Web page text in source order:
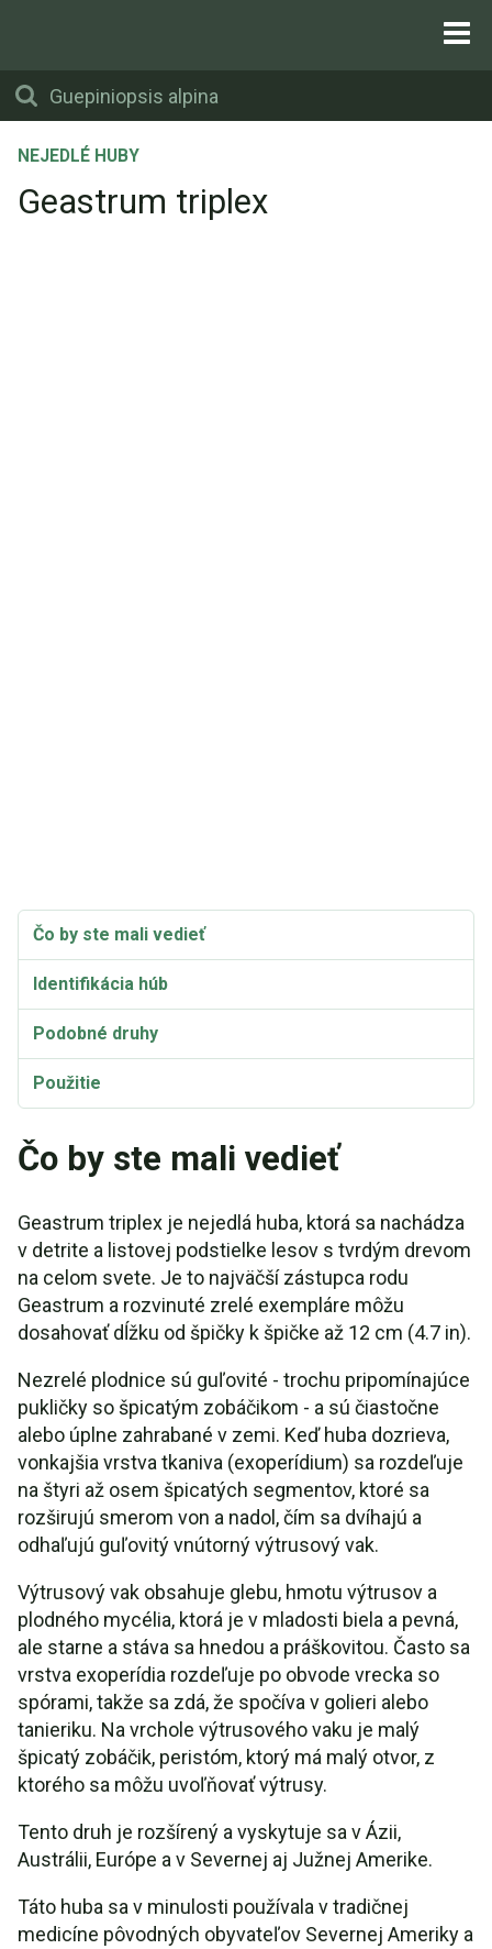
NEJEDLÉ HUBY
Geastrum triplex
Čo by ste mali vedieť
Identifikácia húb
Podobné druhy
Použitie
Čo by ste mali vedieť
Geastrum triplex je nejedlá huba, ktorá sa nachádza
v detrite a listovej podstielke lesov s tvrdým drevom
na celom svete. Je to najväčší zástupca rodu
Geastrum a rozvinuté zrelé exempláre môžu
dosahovať dĺžku od špičky k špičke až 12 cm (4.7 in).
Nezrelé plodnice sú guľovité - trochu pripomínajúce
pukličky so špicatým zobáčikom - a sú čiastočne
alebo úplne zahrabané v zemi. Keď huba dozrieva,
vonkajšia vrstva tkaniva (exoperídium) sa rozdeľuje
na štyri až osem špicatých segmentov, ktoré sa
rozširujú smerom von a nadol, čím sa dvíhajú a
odhaľujú guľovitý vnútorný výtrusový vak.
Výtrusový vak obsahuje glebu, hmotu výtrusov a
plodného mycélia, ktorá je v mladosti biela a pevná,
ale starne a stáva sa hnedou a práškovitou. Často sa
vrstva exoperídia rozdeľuje po obvode vrecka so
spórami, takže sa zdá, že spočíva v golieri alebo
tanieriku. Na vrchole výtrusového vaku je malý
špicatý zobáčik, peristóm, ktorý má malý otvor, z
ktorého sa môžu uvoľňovať výtrusy.
Tento druh je rozšírený a vyskytuje sa v Ázii,
Austrálii, Európe a v Severnej aj Južnej Amerike.
Táto huba sa v minulosti používala v tradičnej
medicíne pôvodných obyvateľov Severnej Ameriky a